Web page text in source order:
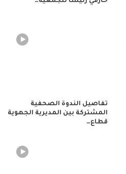
تفاصيل الندوة الصحفية
المشتركة بين المديرية الجهوية
قطاع…